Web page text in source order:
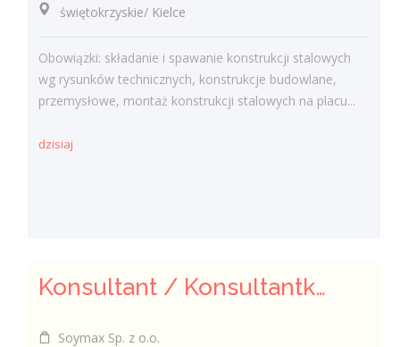
świętokrzyskie/ Kielce
Obowiązki: składanie i spawanie konstrukcji stalowych
wg rysunków technicznych, konstrukcje budowlane,
przemysłowe, montaż konstrukcji stalowych na placu...
dzisiaj
Konsultant / Konsultantka ds. żywienia
Soymax Sp. z o.o.